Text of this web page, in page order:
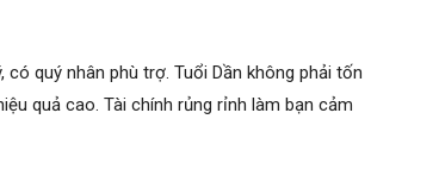
quý nhân phù trợ. Tuổi Dần không phải tốn
quả cao. Tài chính rủng rỉnh làm bạn cảm